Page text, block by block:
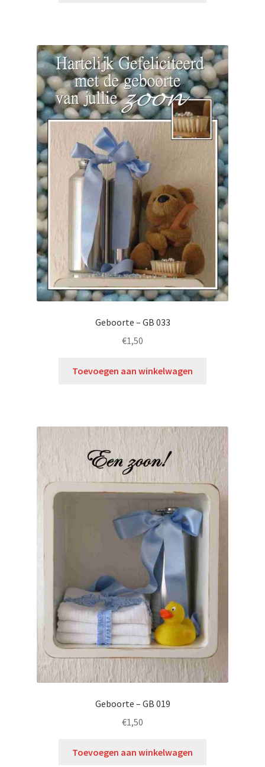
Geboorte – GB 033
€1,50
Toevoegen aan winkelwagen
Geboorte – GB 019
€1,50
Toevoegen aan winkelwagen